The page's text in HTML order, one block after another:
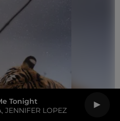
Tonight
JENNIFER LOPEZ